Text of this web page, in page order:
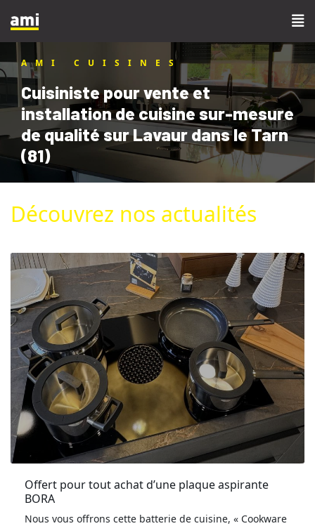
AMI CUISINES
Cuisiniste pour vente et
installation de cuisine sur-mesure
de qualité sur Lavaur dans le Tarn
(81)
Découvrez nos actualités
Offert pour tout achat d’une plaque aspirante
BORA
Nous vous offrons cette batterie de cuisine, « Cookware